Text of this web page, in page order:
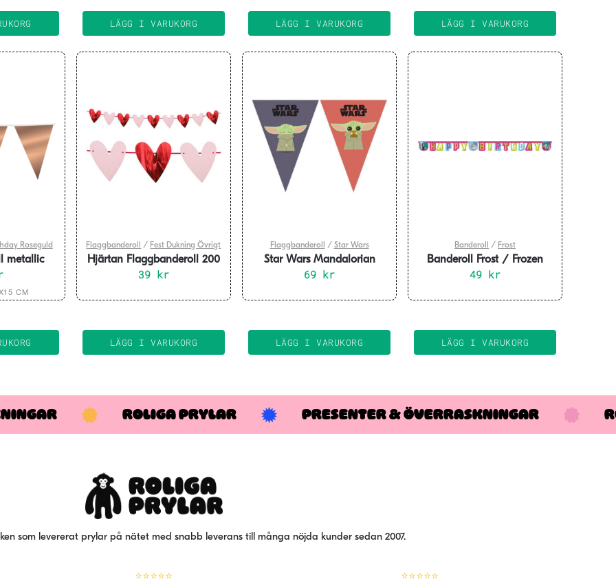
kr.
39 kr.
LÄGG I VARUKORG LÄGG I VARUKORG
98 kr.
69 kr.
LÄGG I VARUKORG
Roseguld
metallic
storlekar
CM
Flaggbanderoll / Fest Dukning Övrigt
Hjärtan Flaggbanderoll 200
cm
39 kr
LÄGG I VARUKORG
Flaggbanderoll / Star Wars
Star Wars Mandalorian
Flaggbanderoll
69 kr
LÄGG I VARUKORG
Banderoll / Frost
Banderoll Frost / Frozen
alpin formklippt
49 kr
LÄGG I VARUKORG
ROLIGA PRYLAR PRESENTER & ÖVERRASKNINGAR
som levererat prylar på nätet med snabb leverans till många nöjda kunder sedan 2007.
⭐⭐⭐⭐⭐ ⭐⭐⭐⭐⭐